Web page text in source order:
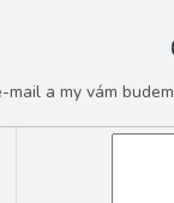
mail a my vám